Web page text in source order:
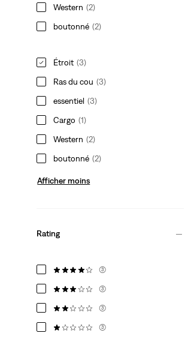
Western (2)
boutonné (2)
Étroit (3)
Ras du cou (3)
essentiel (3)
Cargo (1)
Western (2)
boutonné (2)
Afficher moins
Rating
(3)
(3)
(3)
(3)